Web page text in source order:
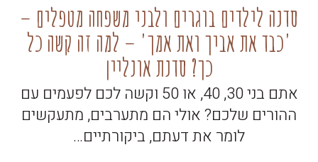
סדנה לילדים בוגרים ולבני משפחה מטפלים –
'כבד את אביך ואת אמך' – למה זה קשה כל
כך? סדנת אונליין
אתם בני 30, 40, או 50 וקשה לכם לפעמים עם
ההורים שלכם? אולי הם מתערבים, מתעקשים
לומר את דעתם, ביקורתיים…